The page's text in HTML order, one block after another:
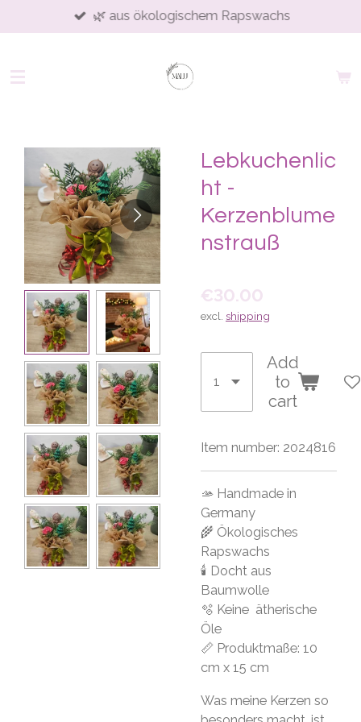
to
content
🌿 aus ökologischem Rapswachs
Lebkuchenlic
ht -
Kerzenblume
nstrauß
€30.00
excl. shipping
Add
to
cart
Item number: 2024816
🫴 Handmade in
Germany
🌾 Ökologisches
Rapswachs
🕯 Docht aus
Baumwolle
🫧 Keine ätherische
Öle
📏 Produktmaße: 10
cm x 15 cm
Was meine Kerzen so